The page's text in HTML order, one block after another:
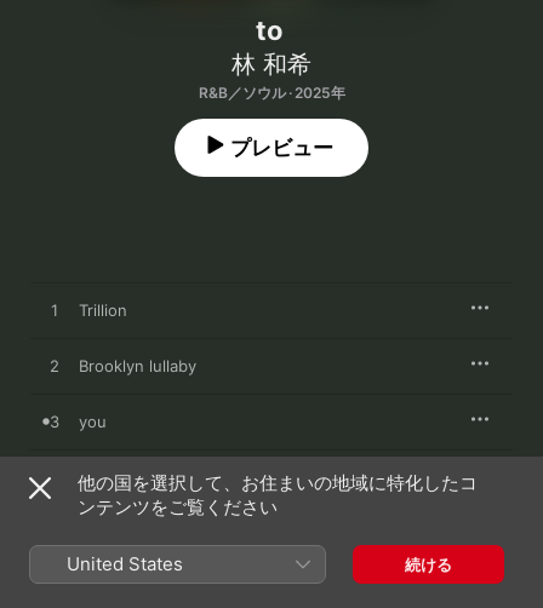
to
林 和希
R&B／ソウル · 2025年
プレビュー
1 Trillion
2 Brooklyn lullaby
3 you
4 リビエラベイベー
6 Paper rain
他の国を選択して、お住まいの地域に特化したコ
ンテンツをご覧ください
United States 続ける